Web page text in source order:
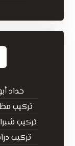
حداد
تركيب
تركيب شبرات
تركيب